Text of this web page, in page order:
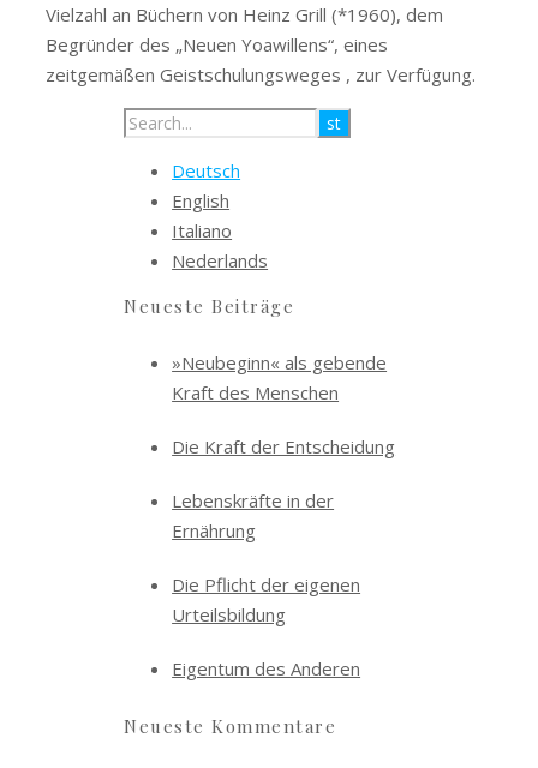
Vielzahl an Büchern von Heinz Grill (*1960), dem
Begründer des „Neuen Yoawillens“, eines
zeitgemäßen Geistschulungsweges , zur Verfügung.
Deutsch
English
Italiano
Nederlands
Neueste Beiträge
»Neubeginn« als gebende
Kraft des Menschen
Die Kraft der Entscheidung
Lebenskräfte in der
Ernährung
Die Pflicht der eigenen
Urteilsbildung
Eigentum des Anderen
Neueste Kommentare